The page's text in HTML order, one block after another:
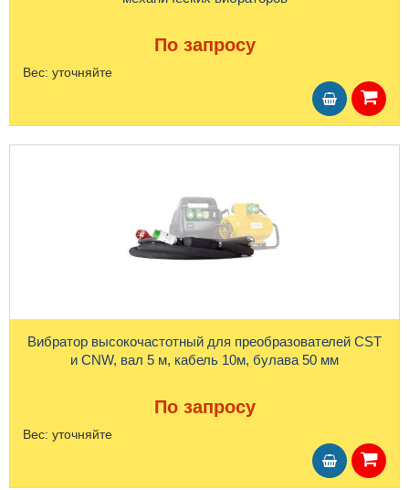
По запросу
Вес: уточняйте
Вибратор высокочастотный для преобразователей CST
и CNW, вал 5 м, кабель 10м, булава 50 мм
По запросу
Вес: уточняйте